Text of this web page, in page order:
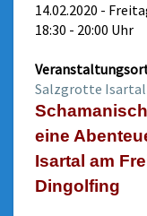
14.02.2020 -
18:30 - 20:00 Uhr
Salzgrotte Isartal
eine
Isartal am
Dingolfing